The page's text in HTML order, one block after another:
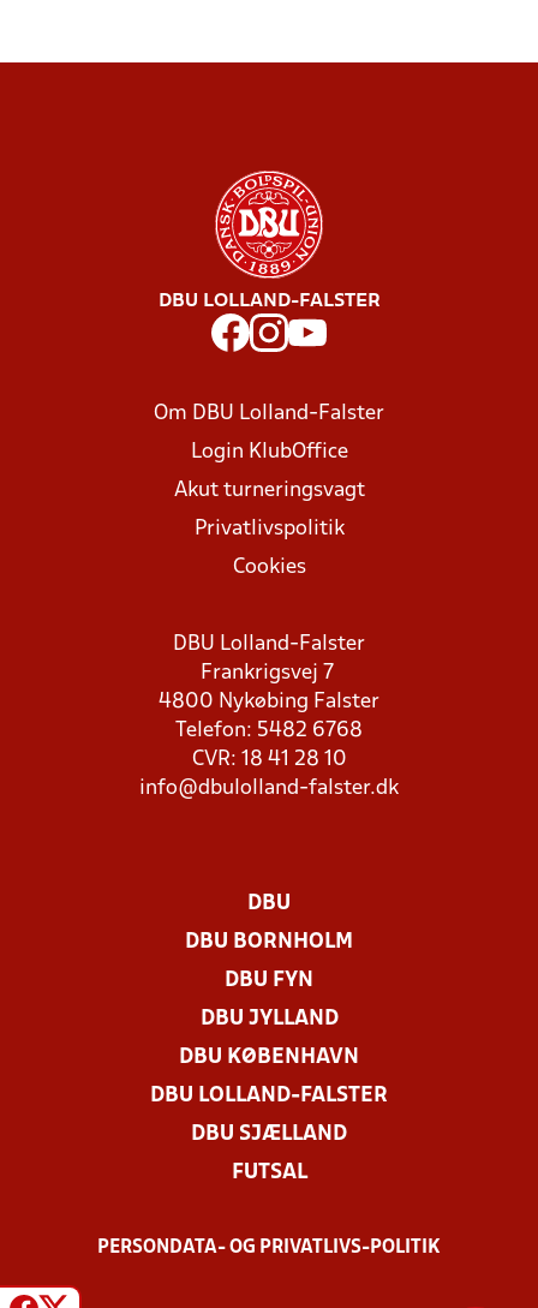
DBU LOLLAND-FALSTER
Om DBU Lolland-Falster
Login KlubOffice
Akut turneringsvagt
Privatlivspolitik
Cookies
DBU Lolland-Falster
Frankrigsvej 7
4800 Nykøbing Falster
Telefon: 5482 6768
CVR: 18 41 28 10
info@dbulolland-falster.dk
DBU
DBU BORNHOLM
DBU FYN
DBU JYLLAND
DBU KØBENHAVN
DBU LOLLAND-FALSTER
DBU SJÆLLAND
FUTSAL
PERSONDATA- OG PRIVATLIVS-POLITIK